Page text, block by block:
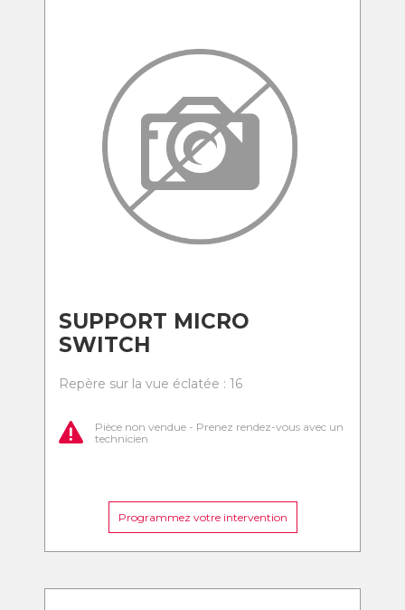
SUPPORT MICRO
SWITCH
Repère sur la vue éclatée : 16
Pièce non vendue - Prenez rendez-vous avec un
technicien
Programmez votre intervention